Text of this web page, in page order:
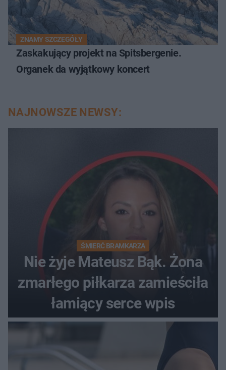
ZNAMY SZCZEGÓŁY
Zaskakujący projekt na Spitsbergenie.
Organek da wyjątkowy koncert
NAJNOWSZE NEWSY:
ŚMIERĆ BRAMKARZA
Nie żyje Mateusz Bąk. Żona
zmarłego piłkarza zamieściła
łamiący serce wpis